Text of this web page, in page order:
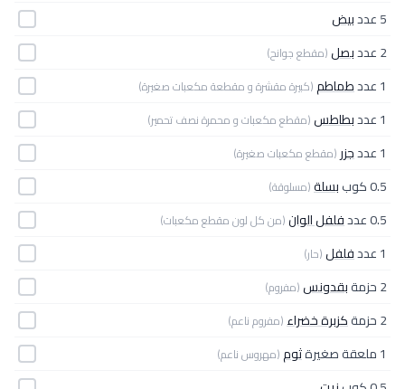
5 عدد
بيض
2 عدد
بصل(مقطع جوانح)
1 عدد طماطم(كبيرة مقشرة و مقطعة مكعبات صغيرة)
1 عدد بطاطس(مقطع مكعبات و محمرة نصف تحمير)
1 عدد جزر (مقطع مكعبات صغيرة)
0.5 كوب بسلة(مسلوقة)
0.5 عدد فلفل الوان(من كل لون مقطع مكعبات)
1 عدد فلفل(حار)
2 حزمة بقدونس(مفروم)
2 حزمة كزبرة خضراء(مفروم ناعم)
1 ملعقة صغيرة ثوم(مهروس ناعم)